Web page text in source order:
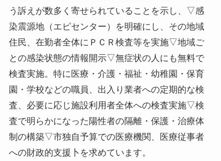
う訴えが数多く寄せられていることを示し、▽感
染震源地（エピセンター）を明確にし、その地域
住民、在勤者全体にＰＣＲ検査等を実施▽地域ご
との感染状態の情報開示▽無症状の人にも無料で
検査実施。特に医療・介護・福祉・幼稚園・保育
園・学校などの職員、出入り業者への定期的な検
査、必要に応じ施設利用者全体への検査実施▽検
査で明らかになった陽性者の隔離・保護・治療体
制の構築▽市独自予算での医療機関、医療従事者
への財政的支援卜を求めています。